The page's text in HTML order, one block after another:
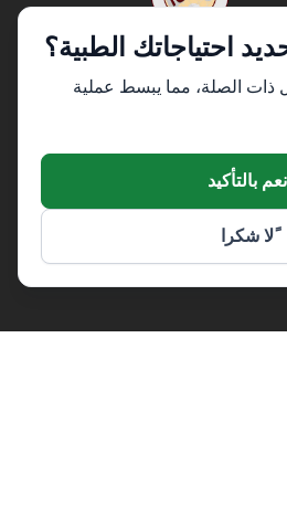
احتياجاتك الطبية؟
ذات الصلة، مما يبسط عملية
نعم بالتأكيد
ًلا شكرا
في
أوروبا
تجربة ممتازة للمرضى وجودة